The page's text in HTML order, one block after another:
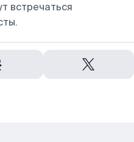
встречаться